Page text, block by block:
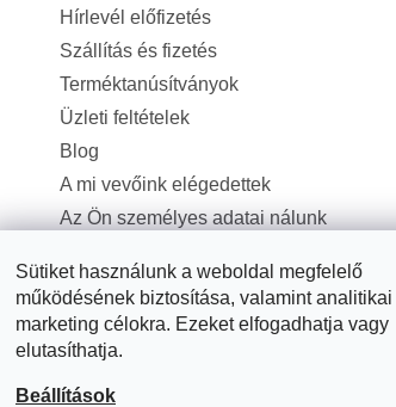
Sütiket használunk a weboldal megfelelő
működésének biztosítása, valamint analitikai
marketing célokra. Ezeket elfogadhatja vagy
elutasíthatja.
Beállítások
Hírlevél előfizetés
Szállítás és fizetés
Terméktanúsítványok
Üzleti feltételek
Blog
A mi vevőink elégedettek
Az Ön személyes adatai nálunk
jog fenntartva.